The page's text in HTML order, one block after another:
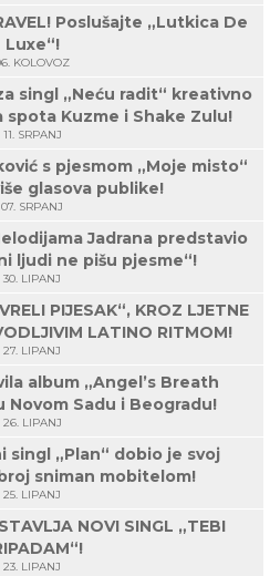
Poslušajte „Lutkica De
Luxe“!
KOLOVOZ
singl „Neću radit“ kreativno
Kuzme i Shake Zulu!
11. SRPANJ
s pjesmom „Moje misto“
glasova publike!
07. SRPANJ
Jadrana predstavio
ljudi ne pišu pjesme“!
30. LIPANJ
PIJESAK“, KROZ LJETNE
LATINO RITMOM!
27. LIPANJ
album „Angel’s Breath
Sadu i Beogradu!
26. LIPANJ
singl „Plan“ dobio je svoj
sniman mobitelom!
25. LIPANJ
NOVI SINGL „TEBI
23. LIPANJ